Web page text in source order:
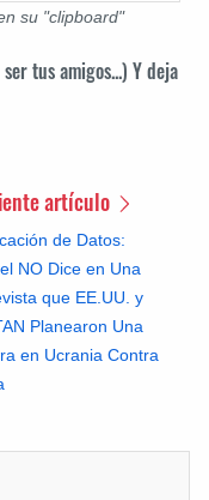
su "clipboard"
tus amigos...) Y deja
artículo
de Datos:
NO Dice en Una
que EE.UU. y
Planearon Una
en Ucrania Contra